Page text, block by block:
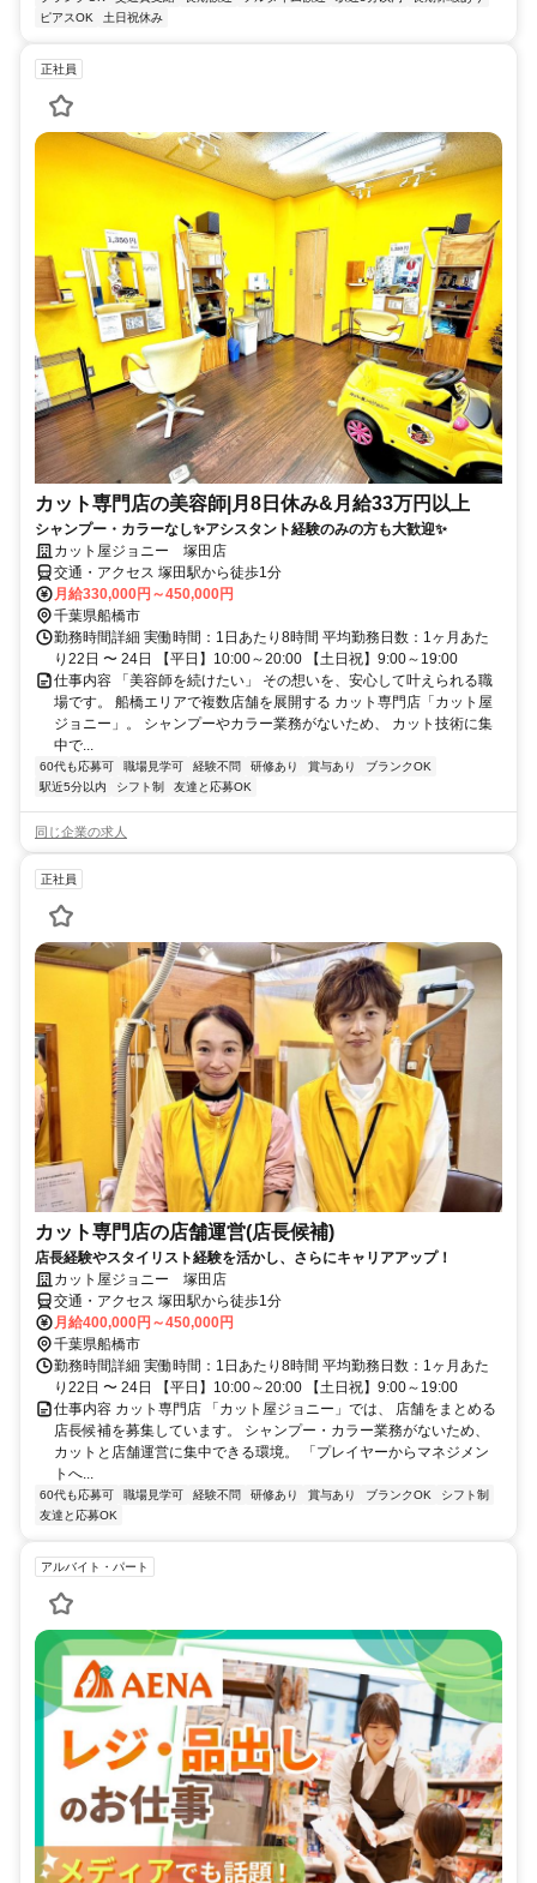
ピアスOK
土日祝休み
正社員
カット専門店の美容師|月8日休み&月給33万円以上
シャンプー・カラーなし✨アシスタント経験のみの方も大歓迎✨
カット屋ジョニー 塚田店
交通・アクセス 塚田駅から徒歩1分
月給330,000円～450,000円
千葉県船橋市
勤務時間詳細 実働時間：1日あたり8時間 平均勤務日数：1ヶ月あた
り22日 〜 24日 【平日】10:00～20:00 【土日祝】9:00～19:00
仕事内容 「美容師を続けたい」 その想いを、安心して叶えられる職
場です。 船橋エリアで複数店舗を展開する カット専門店「カット屋
ジョニー」。 シャンプーやカラー業務がないため、 カット技術に集
中で...
60代も応募可 職場見学可 経験不問 研修あり 賞与あり
ブランクOK
駅近5分以内
シフト制 友達と応募OK
同じ企業の求人
正社員
カット専門店の店舗運営(店長候補)
店長経験やスタイリスト経験を活かし、さらにキャリアアップ！
カット屋ジョニー 塚田店
交通・アクセス 塚田駅から徒歩1分
月給400,000円～450,000円
千葉県船橋市
勤務時間詳細 実働時間：1日あたり8時間 平均勤務日数：1ヶ月あた
り22日 〜 24日 【平日】10:00～20:00 【土日祝】9:00～19:00
仕事内容 カット専門店 「カット屋ジョニー」では、 店舗をまとめる
店長候補を募集しています。 シャンプー・カラー業務がないため、
カットと店舗運営に集中できる環境。 「プレイヤーからマネジメン
トへ...
60代も応募可 職場見学可 経験不問 研修あり 賞与あり ブランクOK
シフト制
友達と応募OK
アルバイト・パート